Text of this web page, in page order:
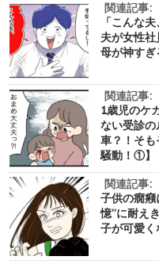
関連記事:
「こんな
夫が女性
母が神す
関連記事:
1歳児のケ
ない受診
車？！そ
騒動！①】
関連記事:
子供の癇
憶”に耐え
子が可愛